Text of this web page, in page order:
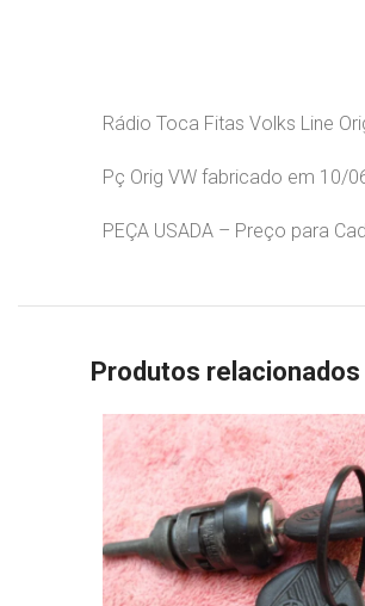
Rádio Toca Fitas Volks Line
Pç Orig VW fabricado em 10/
PEÇA USADA – Preço para
Produtos relacionados